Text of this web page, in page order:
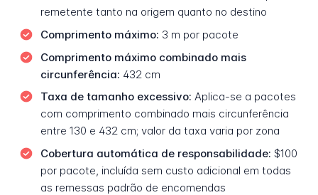
remetente tanto na origem quanto no destino
Comprimento máximo: 3 m por pacote
Comprimento máximo combinado mais
circunferência: 432 cm
Taxa de tamanho excessivo: Aplica-se a pacotes
com comprimento combinado mais circunferência
entre 130 e 432 cm; valor da taxa varia por zona
Cobertura automática de responsabilidade: $100
por pacote, incluída sem custo adicional em todas
as remessas padrão de encomendas